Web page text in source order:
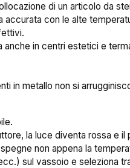
di un articolo da
accurata con le alte
in centri estetici e
in metallo non si
la luce diventa rossa e il
non appena la
sul vassoio e seleziona